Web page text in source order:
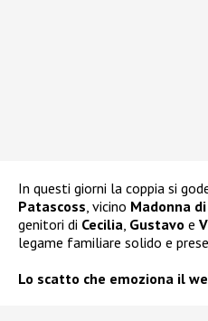
In questi giorni la coppia si
Patascoss , vicino Madonna
genitori di Cecilia Gustavo e
legame familiare solido e
Lo scatto che emoziona il